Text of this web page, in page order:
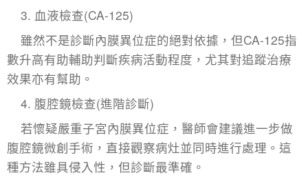
3. 血液檢查(CA-125)
雖然不是診斷內膜異位症的絕對依據，但CA-125指
數升高有助輔助判斷疾病活動程度，尤其對追蹤治療
效果亦有幫助。
4. 腹腔鏡檢查(進階診斷)
若懷疑嚴重子宮內膜異位症，醫師會建議進一步做
腹腔鏡微創手術，直接觀察病灶並同時進行處理。這
種方法雖具侵入性，但診斷最準確。